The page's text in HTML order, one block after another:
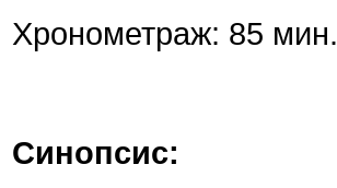
Хронометраж: 85 мин.
Синопсис: